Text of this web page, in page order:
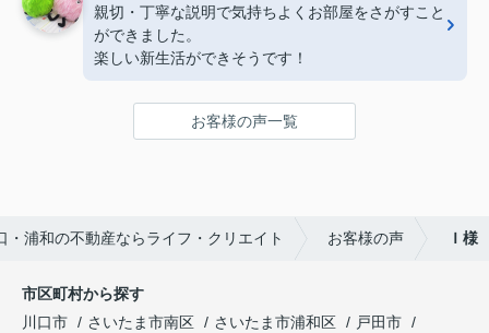
親切・丁寧な説明で気持ちよくお部屋をさがすこと
ができました。
楽しい新生活ができそうです！
お客様の声一覧
・浦和の不動産ならライフ・クリエイト お客様の声 Ｉ様
市区町村から探す
川口市
さいたま市南区 さいたま市浦和区
戸田市